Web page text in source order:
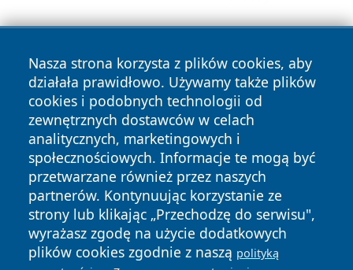
Nasza strona korzysta z plików cookies, aby
działała prawidłowo. Używamy także plików
cookies i podobnych technologii od
zewnętrznych dostawców w celach
analitycznych, marketingowych i
społecznościowych. Informacje te mogą być
przetwarzane również przez naszych
partnerów. Kontynuując korzystanie ze
strony lub klikając „Przechodzę do serwisu",
wyrażasz zgodę na użycie dodatkowych
plików cookies zgodnie z naszą polityką
Copyright © 2026 wrotazabrza.pl Wszystkie prawa
zastrzeżone.
News Autorzy
Polityka
Prywatności
Polityka
Cookies